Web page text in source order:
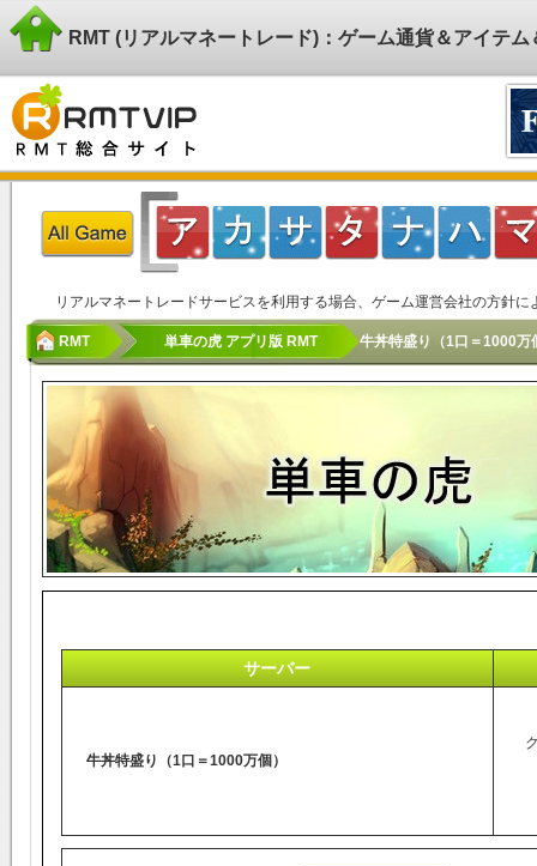
RMT (リアルマネートレード)：ゲーム通貨＆アイテ
リアルマネートレードサービスを利用する場合、ゲーム運営会社の方針
RMT 単車の虎 アプリ版 RMT 牛丼特盛り（1口＝1000万
サーバー
牛丼特盛り（1口＝1000万個）